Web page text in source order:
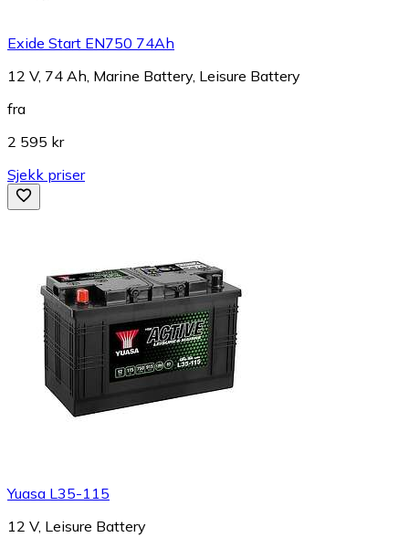
Exide Start EN750 74Ah
12 V, 74 Ah, Marine Battery, Leisure Battery
fra
2 595 kr
Sjekk priser
Yuasa L35-115
12 V, Leisure Battery